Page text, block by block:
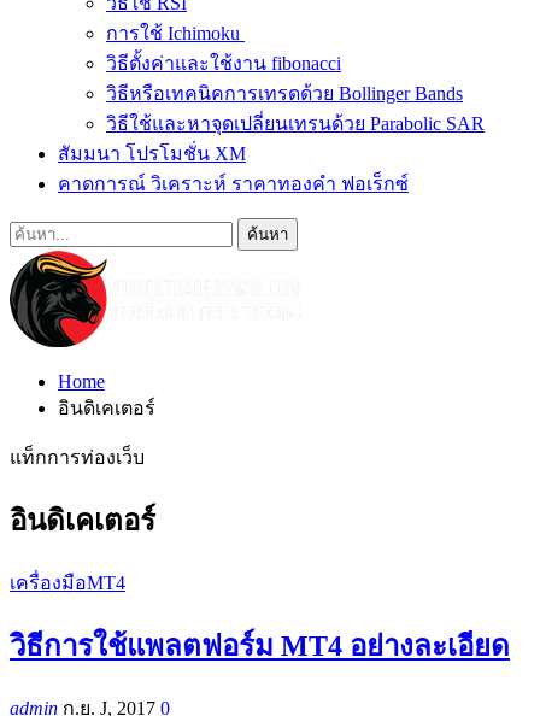
การใช้ Ichimoku
วิธีตั้งค่าและใช้งาน fibonacci
วิธีหรือเทคนิคการเทรดด้วย Bollinger Bands
วิธีใช้และหาจุดเปลี่ยนเทรนด้วย Parabolic SAR
สัมมนา โปรโมชั่น XM
คาดการณ์ วิเคราะห์ ราคาทองคำ ฟอเร็กซ์
Home
อินดิเคเตอร์
แท็กการท่องเว็บ
อินดิเคเตอร์
เครื่องมือMT4
วิธีการใช้แพลตฟอร์ม MT4 อย่างละเอียด
admin ก.ย. J, 2017 0